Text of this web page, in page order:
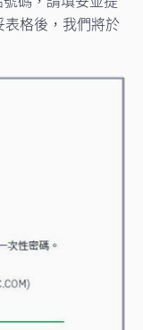
表格後，我們將於